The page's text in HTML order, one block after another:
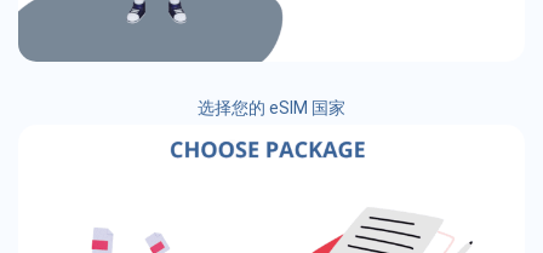
选择您的 eSIM 国家